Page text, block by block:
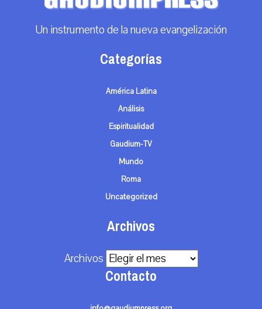
Un instrumento de la nueva evangelización
Categorías
América Latina
Análisis
Espiritualidad
Gaudium-TV
Mundo
Roma
Uncategorized
Archivos
Archivos
Contacto